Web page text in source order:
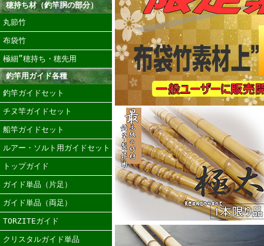
穂持ち材（釣竿胴の部分）
丸節竹
布袋竹
極細”穂持ち・穂先用
釣竿用ガイド各種
釣竿ガイドセット
チヌ竿ガイドセット
船竿ガイドセット
ルアー・ソルト用ガイドセット
トップガイド
ガイド単品（片足）
ガイド単品（両足）
TORZITEガイド
クリスタルガイド単品